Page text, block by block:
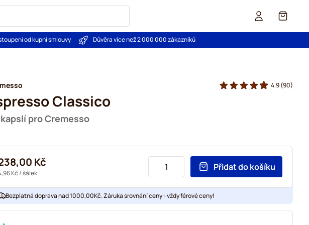
Košík
od kupní smlouvy Důvěra více než 2 000 000 zákazníků
Classico
pro Cremesso
4.9(90)
Kč
Kč / šálek
Přidat do košíku
Bezplatná doprava nad 1000,00Kč. Záruka srovnání ceny - vždy férové ceny!